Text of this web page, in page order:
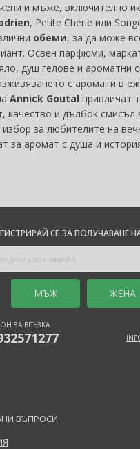
и мъже, включително
, Petite Chérie или
обеми, за да може
Освен парфюми,
душ гелове и ароматни
с аромати в
Annick Goutal привличат
качество и дълбок смисъл
избор за любителите на
за аромат с душа и
СЕ ЗА ПОЛУЧАВАНЕ
MЪЖ ЖЕНА
ЗА ВРЪЗКА
ВЪПРОСИ